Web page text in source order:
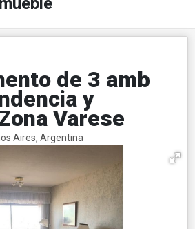
de 3 amb
y
Varese
Aires, Argentina